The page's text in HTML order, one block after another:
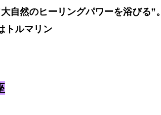
自然のヒーリングパワーを浴びる”。
トルマリン